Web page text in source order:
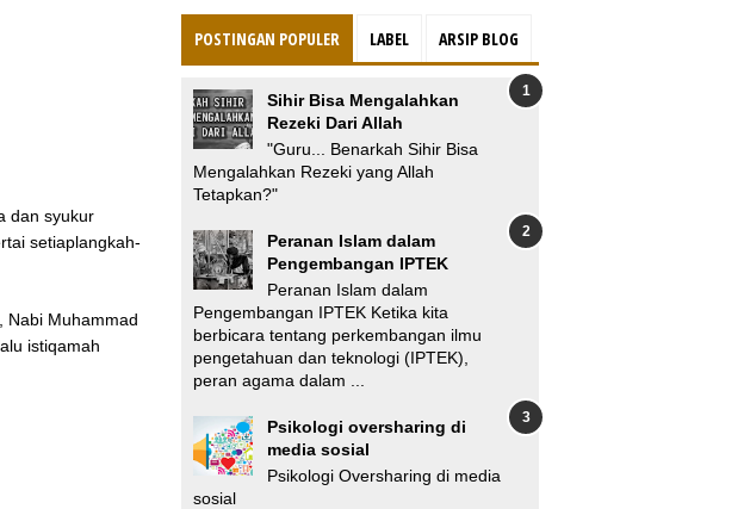
dan syukur
setiaplangkah-
Nabi Muhammad
istiqamah
POSTINGAN POPULER LABEL ARSIP BLOG
Sihir Bisa Mengalahkan
Rezeki Dari Allah
"Guru... Benarkah Sihir Bisa
Mengalahkan Rezeki yang Allah
Tetapkan?"
Peranan Islam dalam
Pengembangan IPTEK
Peranan Islam dalam
Pengembangan IPTEK Ketika kita
berbicara tentang perkembangan ilmu
pengetahuan dan teknologi (IPTEK),
peran agama dalam ...
Psikologi oversharing di
media sosial
Psikologi Oversharing di media
sosial